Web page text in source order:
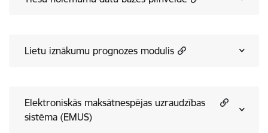
Lietu iznākumu prognozes modulis
Elektroniskās maksātnespējas uzraudzības
sistēma (EMUS)